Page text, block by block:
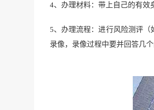
4、办理材料：带上自己的有效
5、办理流程：进行风险测评
录像，录像过程中要并回答几